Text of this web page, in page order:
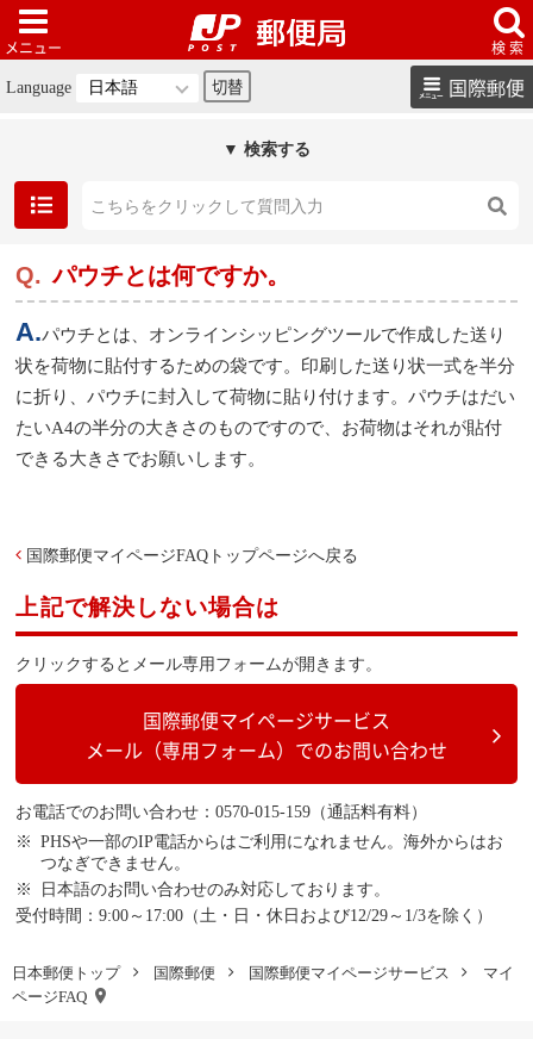
Language 国際郵便
▼ 検索する
日本郵便トップ 国際郵便 国際郵便マイページサービス
マイ
ページFAQ
パウチとは何ですか。
パウチとは、オンラインシッピングツールで作成した送り
状を荷物に貼付するための袋です。印刷した送り状一式を半分
に折り、パウチに封入して荷物に貼り付けます。パウチはだい
たいA4の半分の大きさのものですので、お荷物はそれが貼付
できる大きさでお願いします。
国際郵便マイページFAQトップページへ戻る
上記で解決しない場合は
クリックするとメール専用フォームが開きます。
国際郵便マイページサービス
メール（専用フォーム）でのお問い合わせ
お電話でのお問い合わせ：0570-015-159（通話料有料）
PHSや一部のIP電話からはご利用になれません。海外からはお
つなぎできません。
日本語のお問い合わせのみ対応しております。
受付時間：9:00～17:00（土・日・休日および12/29～1/3を除く）